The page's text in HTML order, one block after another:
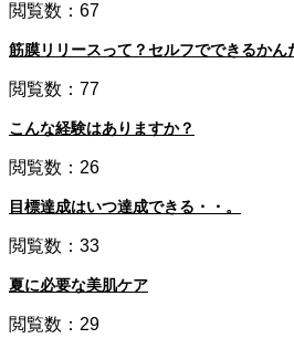
閲覧数：67
筋膜リリースって？セルフでできるかん
閲覧数：77
こんな経験はありますか？
閲覧数：26
目標達成はいつ達成できる・・。
閲覧数：33
夏に必要な美肌ケア
閲覧数：29